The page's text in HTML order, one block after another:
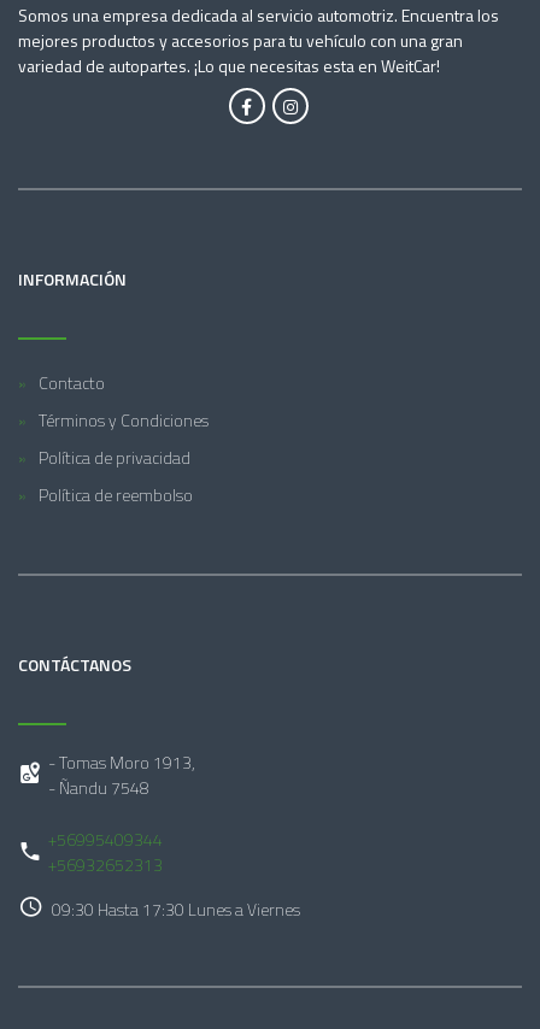
Somos una empresa dedicada al servicio automotriz. Encuentra los
mejores productos y accesorios para tu vehículo con una gran
variedad de autopartes. ¡Lo que necesitas esta en WeitCar!
INFORMACIÓN
Contacto
Términos y Condiciones
Política de privacidad
Política de reembolso
CONTÁCTANOS
- Tomas Moro 1913,
- Ñandu 7548
+56995409344
+56932652313
09:30 Hasta 17:30 Lunes a Viernes